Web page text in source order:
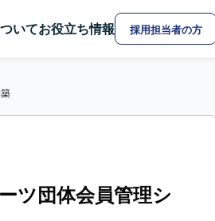
いてお役立ち情報 採用担当者の方
ツ団体会員管理シ